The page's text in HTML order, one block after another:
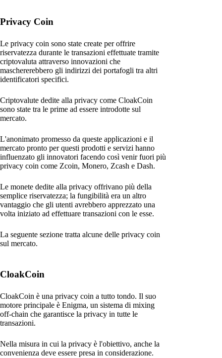
Privacy Coin
Le privacy coin sono state create per offrire
riservatezza durante le transazioni effettuate tramite
criptovaluta attraverso innovazioni che
maschererebbero gli indirizzi dei portafogli tra altri
identificatori specifici.
Criptovalute dedite alla privacy come CloakCoin
sono state tra le prime ad essere introdotte sul
mercato.
L'anonimato promesso da queste applicazioni e il
mercato pronto per questi prodotti e servizi hanno
influenzato gli innovatori facendo così venir fuori più
privacy coin come Zcoin, Monero, Zcash e Dash.
Le monete dedite alla privacy offrivano più della
semplice riservatezza; la fungibilità era un altro
vantaggio che gli utenti avrebbero apprezzato una
volta iniziato ad effettuare transazioni con le esse.
La seguente sezione tratta alcune delle privacy coin
sul mercato.
CloakCoin
CloakCoin è una privacy coin a tutto tondo. Il suo
motore principale è Enigma, un sistema di mixing
off-chain che garantisce la privacy in tutte le
transazioni.
Nella misura in cui la privacy è l'obiettivo, anche la
convenienza deve essere presa in considerazione.